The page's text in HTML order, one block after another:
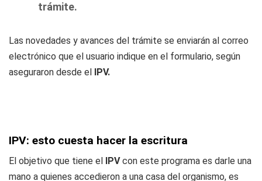
trámite.
Las novedades y avances del trámite se enviarán al correo
electrónico que el usuario indique en el formulario, según
aseguraron desde el IPV.
IPV: esto cuesta hacer la escritura
El objetivo que tiene el IPVcon este programa es darle una
mano a quienes accedieron a una casa del organismo, es